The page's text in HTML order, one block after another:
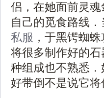
侣，在她面前灵
自己的觅食路线
私服 ，于黑锷蜘
将很多制作好的
种组成也不熟悉
好带倒不是说它